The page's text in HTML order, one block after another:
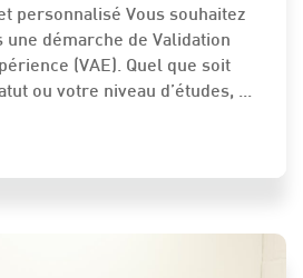
personnalisé Vous souhaitez
une démarche de Validation
(VAE). Quel que soit
ou votre niveau d’études, ...